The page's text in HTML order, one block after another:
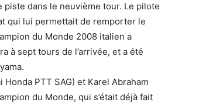
piste dans le neuvième tour. Le pilote
qui lui permettait de remporter le
du Monde 2008 italien a
à sept tours de l’arrivée, et a été
PTT SAG) et Karel Abraham
du Monde, qui s’était déjà fait